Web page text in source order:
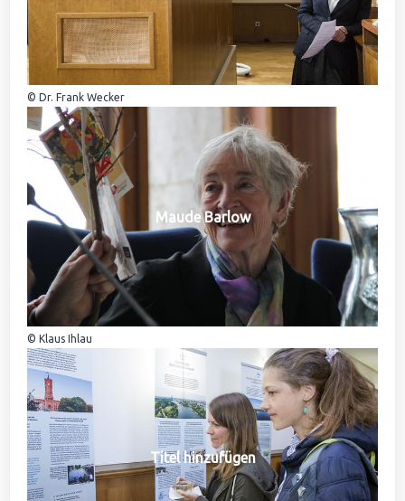
© Dr. Frank Wecker
Maude Barlow
© Klaus Ihlau
Titel hinzufügen